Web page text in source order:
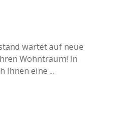
wartet auf neue
Wohntraum! In
Ihnen eine ...